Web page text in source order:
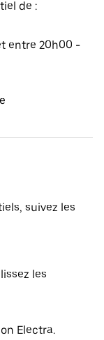
de :
entre 20h00 -
suivez les
les
Electra.